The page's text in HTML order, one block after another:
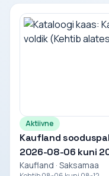
Aktiivne
Kaufland
2026-08-06 kuni
Kaufland · Saksamaa